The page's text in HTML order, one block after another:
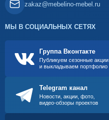
zakaz@mebelino-mebel.ru
МЫ В СОЦИАЛЬНЫХ СЕТЯХ
Группа Вконтакте
Публикуем сезонные акции
и выкладываем портфолио
Telegram канал
Новости, акции, фото,
видео-обзоры проектов